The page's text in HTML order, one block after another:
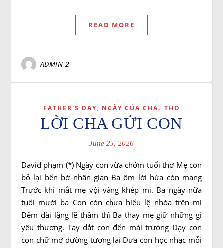
READ MORE
ADMIN 2
FATHER'S DAY, NGÀY CỦA CHA, THO
LỜI CHA GỬI CON
June 25, 2026
David phạm (*) Ngày con vừa chớm tuổi thơ Mẹ con
bỏ lại bến bờ nhân gian Ba ôm lời hứa còn mang
Trước khi mắt mẹ vội vàng khép mi. Ba ngày nữa
tuổi mười ba Con còn chưa hiểu lệ nhòa trên mi
Đêm dài lặng lẽ thầm thì Ba thay mẹ giữ những gì
yêu thương. Tay dắt con đến mái trường Dạy con
con chữ mở đường tương lai Đưa con học nhạc mỗi